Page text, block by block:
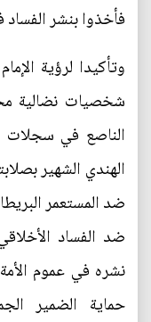
فأخذوا بنشر الفساد
وتأكيدا لرؤية
شخصيات نضالية
الناصع في سجلات
الهندي الشهير
ضد المستعمر
ضد الفساد
نشره في عموم
حماية الضمير